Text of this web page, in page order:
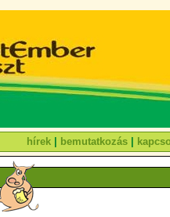
hírek bemutatkozás